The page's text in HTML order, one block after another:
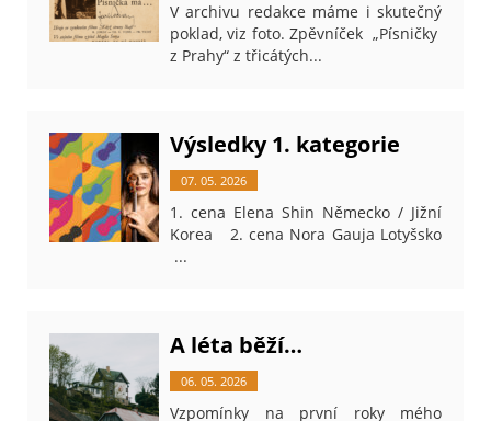
V archivu redakce máme i skutečný
poklad, viz foto. Zpěvníček „Písničky
z Prahy“ z třicátých...
Výsledky 1. kategorie
07. 05. 2026
1. cena Elena Shin Německo / Jižní
Korea 2. cena Nora Gauja Lotyšsko
...
A léta běží…
06. 05. 2026
Vzpomínky na první roky mého